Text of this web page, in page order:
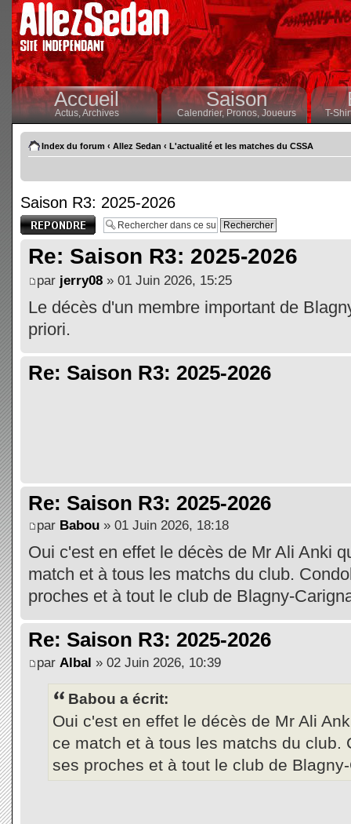
Accueil
Actus,Archives
Saison
Calendrier,Pronos, Joueurs T-
Index du forum ‹ Allez Sedan ‹ L'actualité et les matches du CSSA
Saison R3: 2025-2026
Publier une
réponse
Re: Saison R3: 2025-2026
par jerry08 » 01 Juin 2026, 15:25
Le décès d'un membre important de
priori.
Re: Saison R3: 2025-2026
Re: Saison R3: 2025-2026
par Babou » 01 Juin 2026, 18:18
Oui c'est en effet le décès de Mr Ali Anki
match et à tous les matchs du club.
proches et à tout le club de Blagny-
Re: Saison R3: 2025-2026
par Albal » 02 Juin 2026, 10:39
Babou a écrit:
Oui c'est en effet le décès de Mr Ali
ce match et à tous les matchs du club.
ses proches et à tout le club de